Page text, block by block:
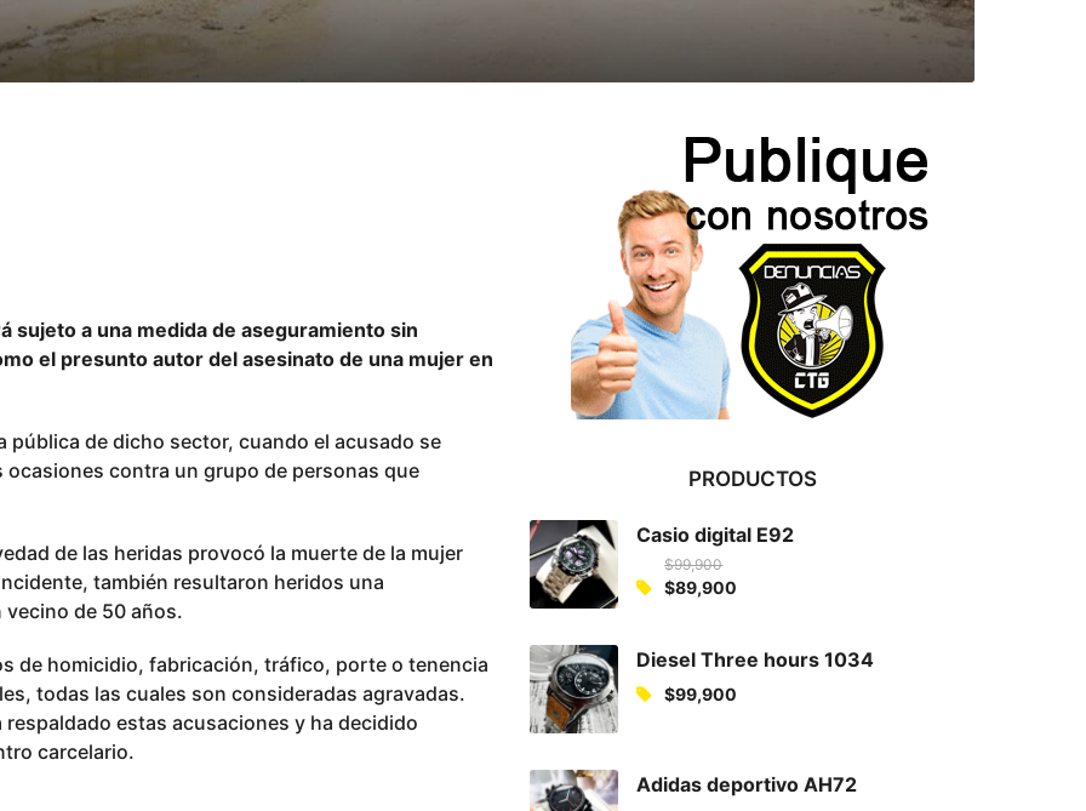
sujeto a una medida de aseguramiento sin
el presunto autor del asesinato de una mujer en
pública de dicho sector, cuando el acusado se
contra un grupo de personas que
de las heridas provocó la muerte de la mujer
también resultaron heridos una
vecino de 50 años.
de homicidio, fabricación, tráfico, porte o tenencia
todas las cuales son consideradas agravadas.
estas acusaciones y ha decidido
carcelario.
PRODUCTOS
Casio digital E92
$99,900
O
i
i
l
$89,900
r
r
t
Diesel Three hours 1034
$99,900
Adidas deportivo AH72